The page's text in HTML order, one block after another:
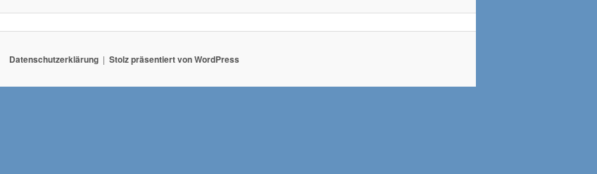
Datenschutzerklärung Stolz präsentiert von WordPress